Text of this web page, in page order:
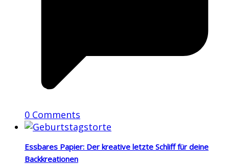
0 Comments
Essbares Papier: Der kreative letzte Schliff für deine
Backkreationen